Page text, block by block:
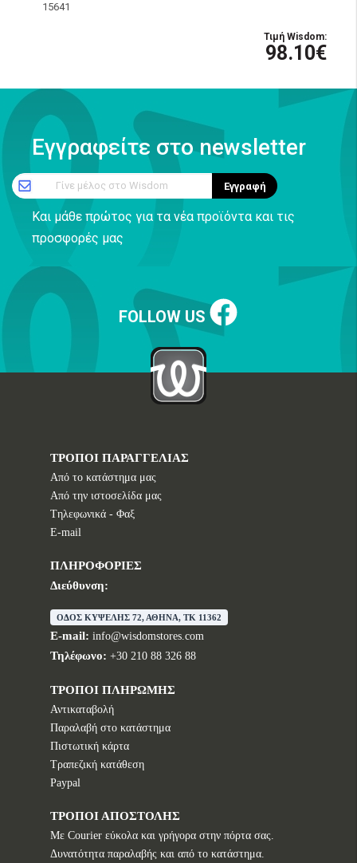
15641
Τιμή Wisdom:
98.10€
Εγγραφείτε στο newsletter
Γίνε μέλος στο Wisdom Εγγραφή
Και μάθε πρώτος για τα νέα προϊόντα και τις
προσφορές μας
FOLLOW US
ΤΡΟΠΟΙ ΠΑΡΑΓΓΕΛΙΑΣ
Από το κατάστημα μας
Από την ιστοσελίδα μας
Tηλεφωνικά - Φαξ
E-mail
ΠΛΗΡΟΦΟΡΙΕΣ
Διεύθυνση:
ΟΔΟΣ ΚΥΨΕΛΗΣ 72, ΑΘΗΝΑ, TK 11362
E-mail: info@wisdomstores.com
Τηλέφωνο: +30 210 88 326 88
ΤΡΟΠΟΙ ΠΛΗΡΩΜΗΣ
Αντικαταβολή
Παραλαβή στο κατάστημα
Πιστωτική κάρτα
Τραπεζική κατάθεση
Paypal
ΤΡΟΠΟΙ ΑΠΟΣΤΟΛΗΣ
Με Courier εύκολα και γρήγορα στην πόρτα σας.
Δυνατότητα παραλαβής και από το κατάστημα.